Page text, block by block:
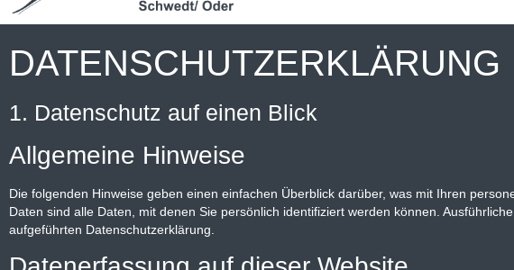
DATENSCHUTZERKLÄRUNG
1. Datenschutz auf einen Blick
Allgemeine Hinweise
Die folgenden Hinweise geben einen einfachen Überblick darüber, was mit Ihren
Daten sind alle Daten, mit denen Sie persönlich identifiziert werden können.
aufgeführten Datenschutzerklärung.